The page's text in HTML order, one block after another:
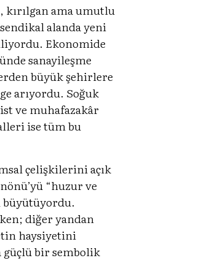
kırılgan ama umutlu
alanda yeni
Ekonomide
sanayileşme
büyük şehirlere
arıyordu. Soğuk
ve muhafazakâr
ise tüm bu
çelişkilerini açık
“huzur ve
büyütüyordu.
diğer yandan
haysiyetini
güçlü bir sembolik